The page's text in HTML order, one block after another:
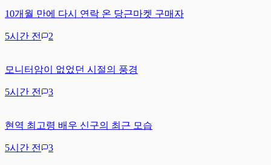
10개월 만에 다시 연락 온 당근마켓 구매자
5시간 전 2
모니터암이 없었던 시절의 풍경
5시간 전 3
현역 최고령 배우 신구의 최근 모습
5시간 전 3